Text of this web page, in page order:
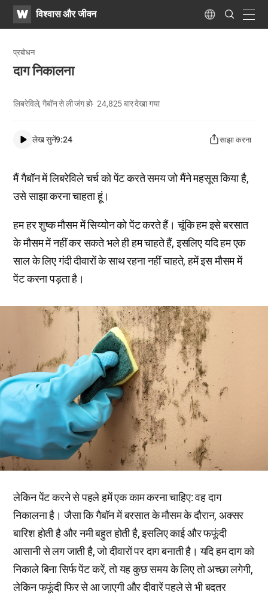
WATVविश्वास और जीवन Language
Search
Submit
प्रबोधन
दाग निकालना
लिबरेविले, गैबॉन से ली जंग हो 24,825बार देखा गया
लेख सुनें9:24 साझा करना
मैं गैबॉन में लिबरेविले चर्च को पेंट करते समय जो मैंने महसूस किया है,
उसे साझा करना चाहता हूं।
हम हर शुष्क मौसम में सिय्योन को पेंट करते हैं। चूंकि हम इसे बरसात
के मौसम में नहीं कर सकते भले ही हम चाहते हैं, इसलिए यदि हम एक
साल के लिए गंदी दीवारों के साथ रहना नहीं चाहते, हमें इस मौसम में
पेंट करना पड़ता है।
लेकिन पेंट करने से पहले हमें एक काम करना चाहिए: वह दाग
निकालना है। जैसा कि गैबॉन में बरसात के मौसम के दौरान, अक्सर
बारिश होती है और नमी बहुत होती है, इसलिए काई और फफूंदी
आसानी से लग जाती है, जो दीवारों पर दाग बनाती है। यदि हम दाग को
निकाले बिना सिर्फ पेंट करें, तो यह कुछ समय के लिए तो अच्छा लगेगी,
लेकिन फफूंदी फिर से आ जाएगी और दीवारें पहले से भी बदतर